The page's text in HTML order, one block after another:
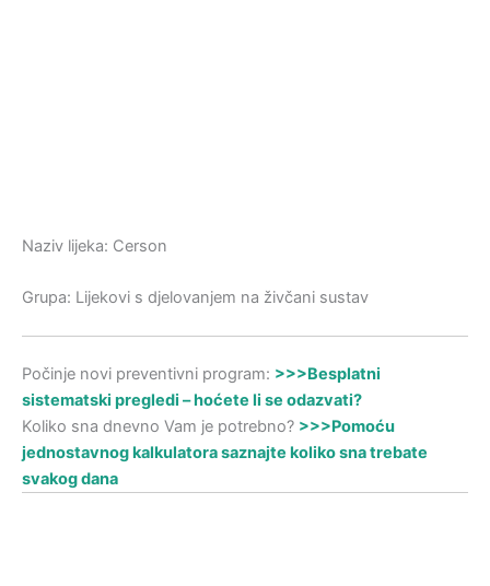
Naziv lijeka: Cerson
Grupa: Lijekovi s djelovanjem na živčani sustav
Počinje novi preventivni program: >>>Besplatni
sistematski pregledi – hoćete li se odazvati?
Koliko sna dnevno Vam je potrebno? >>>Pomoću
jednostavnog kalkulatora saznajte koliko sna trebate
svakog dana